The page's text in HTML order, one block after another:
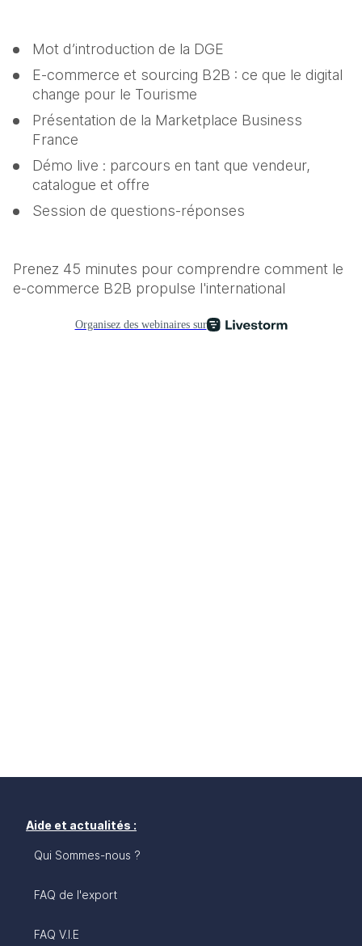
Mot d’introduction de la DGE
E-commerce et sourcing B2B : ce que le digital
change pour le Tourisme
Présentation de la Marketplace Business
France
Démo live : parcours en tant que vendeur,
catalogue et offre
Session de questions-réponses
Prenez 45 minutes pour comprendre comment le
e-commerce B2B propulse l'international
Aide et actualités :
Qui Sommes-nous ?
FAQ de l'export
FAQ V.I.E